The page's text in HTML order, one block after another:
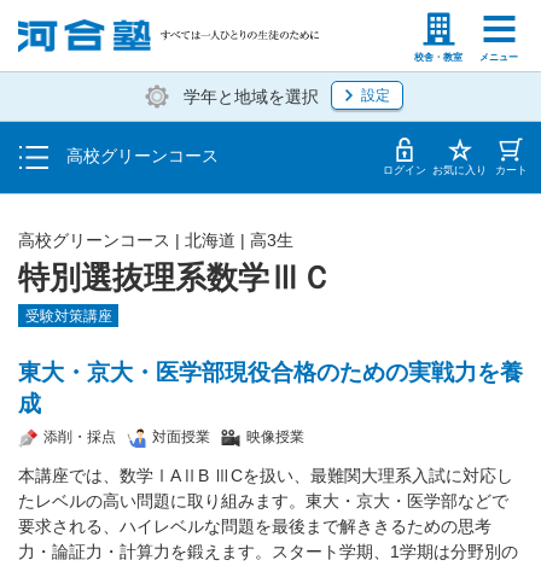
校舎・教室 メニュー
塾生の方 高等学校の先生
学年と地域を選択 設定
高校グリーンコース
学費の仕組み・支払方法
受講開始までの流れ
校舎・教室一覧 ログイン お気に入り カート
高校グリーンコース | 北海道 | 高3生
特別選抜理系数学ⅢＣ
受験対策講座
東大・京大・医学部現役合格のための実戦力を養
成
添削・採点 対面授業 映像授業
本講座では、数学ⅠAⅡB ⅢCを扱い、最難関大理系入試に対応し
たレベルの高い問題に取り組みます。東大・京大・医学部などで
要求される、ハイレベルな問題を最後まで解ききるための思考
力・論証力・計算力を鍛えます。スタート学期、1学期は分野別の